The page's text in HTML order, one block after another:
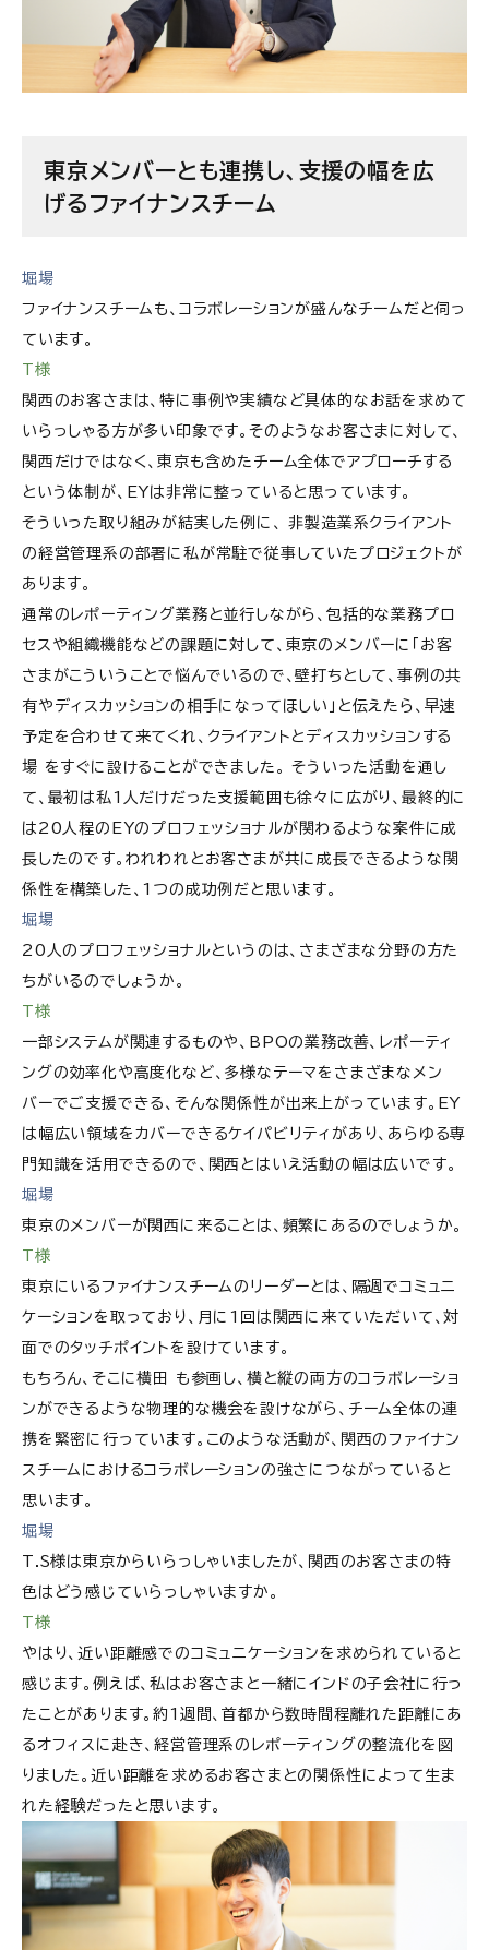
東京メンバーとも連携し、支援の幅を広
げるファイナンスチーム
堀場
ファイナンスチームも、コラボレーションが盛んなチームだと伺っ
ています。
T様
関西のお客さまは、特に事例や実績など具体的なお話を求めて
いらっしゃる方が多い印象です。そのようなお客さまに対して、
関西だけではなく、東京も含めたチーム全体でアプローチする
という体制が、EYは非常に整っていると思っています。
そういった取り組みが結実した例に、 非製造業系クライアント
の経営管理系の部署に私が常駐で従事していたプロジェクトが
あります。
通常のレポーティング業務と並行しながら、包括的な業務プロ
セスや組織機能などの課題に対して、東京のメンバーに「お客
さまがこういうことで悩んでいるので、壁打ちとして、事例の共
有やディスカッションの相手になってほしい」と伝えたら、早速
予定を合わせて来てくれ、クライアントとディスカッションする
場 をすぐに設けることができました。 そういった活動を通し
て、最初は私1人だけだった支援範囲も徐々に広がり、最終的に
は20人程のEYのプロフェッショナルが関わるような案件に成
長したのです。われわれとお客さまが共に成長できるような関
係性を構築した、1つの成功例だと思います。
堀場
20人のプロフェッショナルというのは、さまざまな分野の方た
ちがいるのでしょうか。
T様
一部システムが関連するものや、BPOの業務改善、レポーティ
ングの効率化や高度化など、多様なテーマをさまざまなメン
バーでご支援できる、そんな関係性が出来上がっています。EY
は幅広い領域をカバーできるケイパビリティがあり、あらゆる専
門知識を活用できるので、関西とはいえ活動の幅は広いです。
堀場
東京のメンバーが関西に来ることは、頻繁にあるのでしょうか。
T様
東京にいるファイナンスチームのリーダーとは、隔週でコミュニ
ケーションを取っており、月に1回は関西に来ていただいて、対
面でのタッチポイントを設けています。
もちろん、そこに横田 も参画し、横と縦の両方のコラボレーショ
ンができるような物理的な機会を設けながら、チーム全体の連
携を緊密に行っています。このような活動が、関西のファイナン
スチームにおけるコラボレーションの強さにつながっていると
思います。
堀場
T.S様は東京からいらっしゃいましたが、関西のお客さまの特
色はどう感じていらっしゃいますか。
T様
やはり、近い距離感でのコミュニケーションを求められていると
感じます。例えば、私はお客さまと一緒にインドの子会社に行っ
たことがあります。約1週間、首都から数時間程離れた距離にあ
るオフィスに赴き、経営管理系のレポーティングの整流化を図
りました。近い距離を求めるお客さまとの関係性によって生ま
れた経験だったと思います。